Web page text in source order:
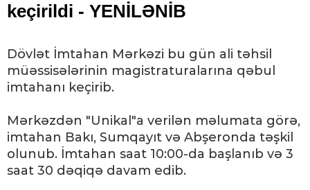
keçirildi - YENİLƏNİB
Dövlət İmtahan Mərkəzi bu gün ali təhsil
müəssisələrinin magistraturalarına qəbul
imtahanı keçirib.
Mərkəzdən "Unikal"a verilən məlumata görə,
imtahan Bakı, Sumqayıt və Abşeronda təşkil
olunub. İmtahan saat 10:00-da başlanıb və 3
saat 30 dəqiqə davam edib.